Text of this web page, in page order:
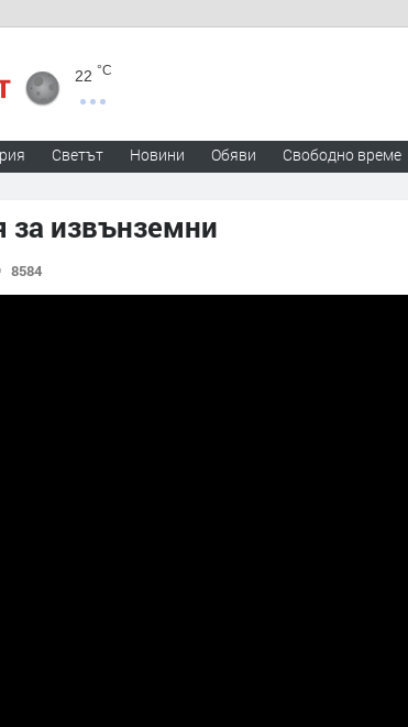
22 °C
Светът Новини Обяви Свободно време
за извънземни
8584